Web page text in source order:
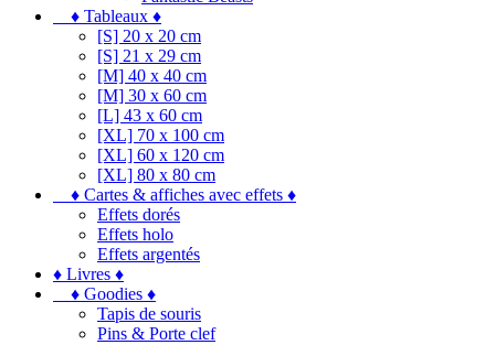
♦ Tableaux ♦
[S] 20 x 20 cm
[S] 21 x 29 cm
[M] 40 x 40 cm
[M] 30 x 60 cm
[L] 43 x 60 cm
[XL] 70 x 100 cm
[XL] 60 x 120 cm
[XL] 80 x 80 cm
♦ Cartes & affiches avec effets ♦
Effets dorés
Effets holo
Effets argentés
♦ Livres ♦
♦ Goodies ♦
Tapis de souris
Pins & Porte clef